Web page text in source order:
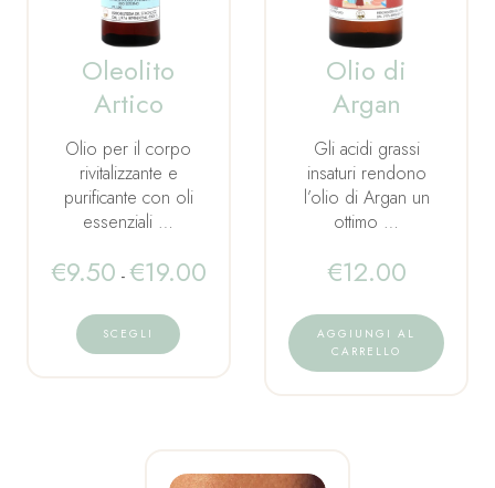
Oleolito
Artico
Olio per il corpo
rivitalizzante e
purificante con oli
essenziali …
€9.50 - €19.00
SCEGLI
Olio di
Argan
Gli acidi grassi
insaturi rendono
l’olio di Argan un
ottimo …
€12.00
AGGIUNGI AL
CARRELLO